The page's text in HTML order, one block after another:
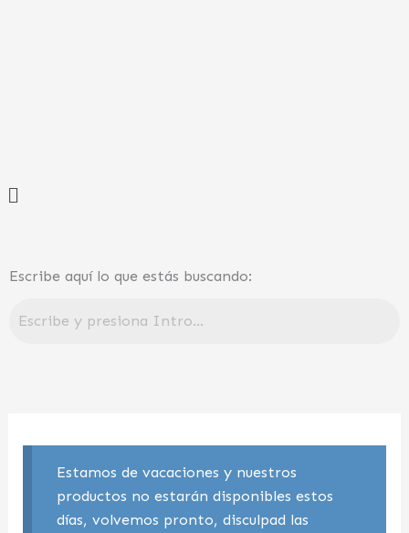
Menú
Escribe aquí lo que estás buscando:
Estamos de vacaciones y nuestros
productos no estarán disponibles estos
días, volvemos pronto, disculpad las